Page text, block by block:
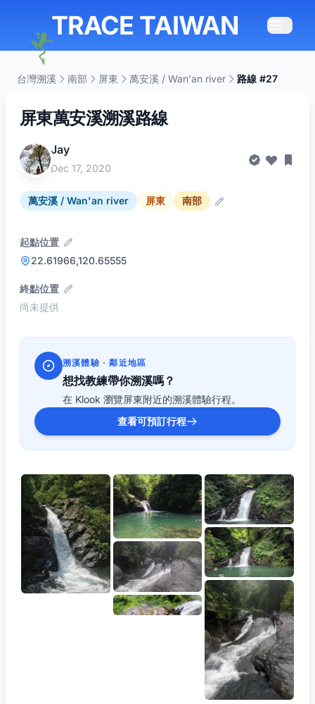
TRACE TAIWAN
台灣溯溪 南部 屏東 萬安溪 / Wan'an river 路線 #27
屏東萬安溪溯溪路線
Jay
Dec 17, 2020
萬安溪 / Wan'an river 屏東 南部
起點位置
22.61966,120.65555
終點位置
尚未提供
溯溪體驗 · 鄰近地區
想找教練帶你溯溪嗎？
在 Klook 瀏覽屏東附近的溯溪體驗行程。
查看可預訂行程